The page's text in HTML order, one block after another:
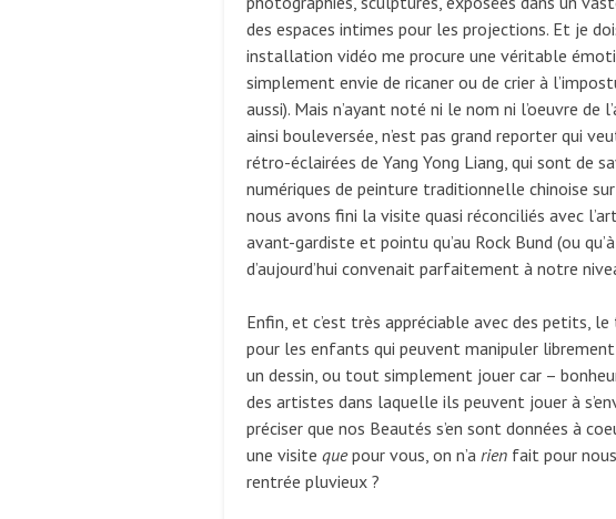
des espaces intimes pour les projections. Et je
installation vidéo me procure une véritable
simplement envie de ricaner ou de crier à
aussi). Mais n’ayant noté ni le nom ni l’oeuvre de
ainsi bouleversée, n’est pas grand reporter qui
rétro-éclairées de Yang Yong Liang, qui sont de
numériques de peinture traditionnelle chinoise
nous avons fini la visite quasi réconciliés avec
avant-gardiste et pointu qu’au Rock Bund (ou
d’aujourd’hui convenait parfaitement à notre
Enfin, et c’est très appréciable avec des petits,
pour les enfants qui peuvent manipuler
un dessin, ou tout simplement jouer car –
des artistes dans laquelle ils peuvent jouer à
préciser que nos Beautés s’en sont données à
une visite quepour vous, on n’a rien fait pour
rentrée pluvieux ?